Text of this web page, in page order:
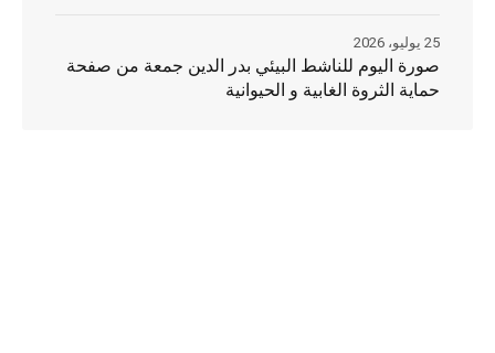
صورة اليوم للناشط البيئي بدر الدين جمعة من صفحة
حماية الثروة الغابية و الحيوانية
25 يوليو، 2026